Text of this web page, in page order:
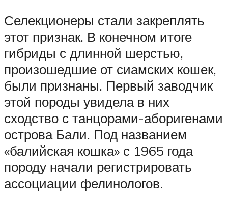
Селекционеры стали закреплять
этот признак. В конечном итоге
гибриды с длинной шерстью,
произошедшие от сиамских кошек,
были признаны. Первый заводчик
этой породы увидела в них
сходство с танцорами-аборигенами
острова Бали. Под названием
«балийская кошка» с 1965 года
породу начали регистрировать
ассоциации фелинологов.